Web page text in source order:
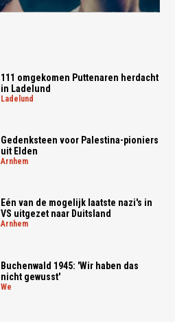
111 omgekomen Puttenaren herdacht
in Ladelund
ladelund
Gedenksteen voor Palestina-pioniers
uit Elden
arnhem
Eén van de mogelijk laatste nazi's in
VS uitgezet naar Duitsland
arnhem
Buchenwald 1945: 'Wir haben das
nicht gewusst'
we